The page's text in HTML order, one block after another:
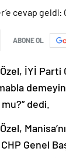
ABONE OL
İYİ
dedi.
Genel